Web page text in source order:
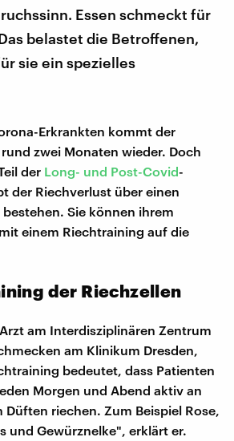
Essen schmeckt für
belastet die Betroffenen,
sie ein spezielles
Erkrankten kommt der
zwei Monaten wieder. Doch
der Long- und Post-Covid-
der Riechverlust über einen
Sie können ihrem
einem Riechtraining auf die
der Riechzellen
, Arzt am Interdisziplinären Zentrum
am Klinikum Dresden,
bedeutet, dass Patienten
Morgen und Abend aktiv an
riechen. Zum Beispiel Rose,
und Gewürznelke", erklärt er.